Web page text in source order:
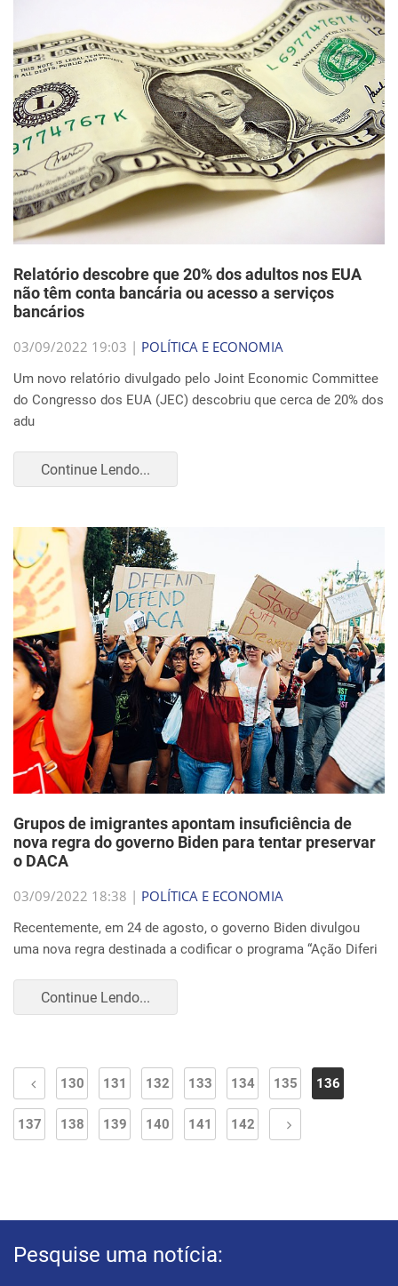
Relatório descobre que 20% dos adultos nos EUA
não têm conta bancária ou acesso a serviços
bancários
03/09/2022 19:03 | POLÍTICA E ECONOMIA
Um novo relatório divulgado pelo Joint Economic Committee
do Congresso dos EUA (JEC) descobriu que cerca de 20% dos
adu
Continue Lendo...
Grupos de imigrantes apontam insuficiência de
nova regra do governo Biden para tentar preservar
o DACA
03/09/2022 18:38 | POLÍTICA E ECONOMIA
Recentemente, em 24 de agosto, o governo Biden divulgou
uma nova regra destinada a codificar o programa “Ação Diferi
Continue Lendo...
130 131 132 133 134 135 136
137 138 139 140 141 142
Pesquise uma notícia: